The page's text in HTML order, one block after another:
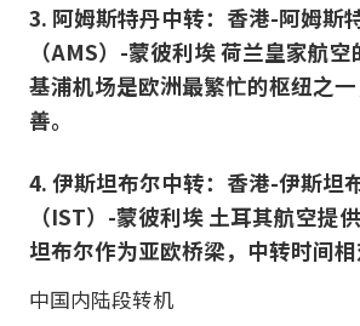
3. 阿姆斯特丹中转：香港-阿姆斯
（AMS）-蒙彼利埃 荷兰皇家航
基浦机场是欧洲最繁忙的枢纽之
善。
4. 伊斯坦布尔中转：香港-伊斯坦
（IST）-蒙彼利埃 土耳其航空提
坦布尔作为亚欧桥梁，中转时间相
中国内陆段转机